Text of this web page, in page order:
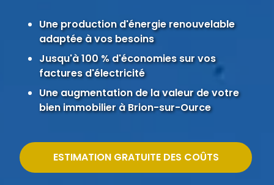
Une production d'énergie renouvelable
adaptée à vos besoins
Jusqu'à 100 % d'économies sur vos
factures d'électricité
Une augmentation de la valeur de votre
bien immobilier à Brion-sur-Ource
ESTIMATION GRATUITE DES COÛTS